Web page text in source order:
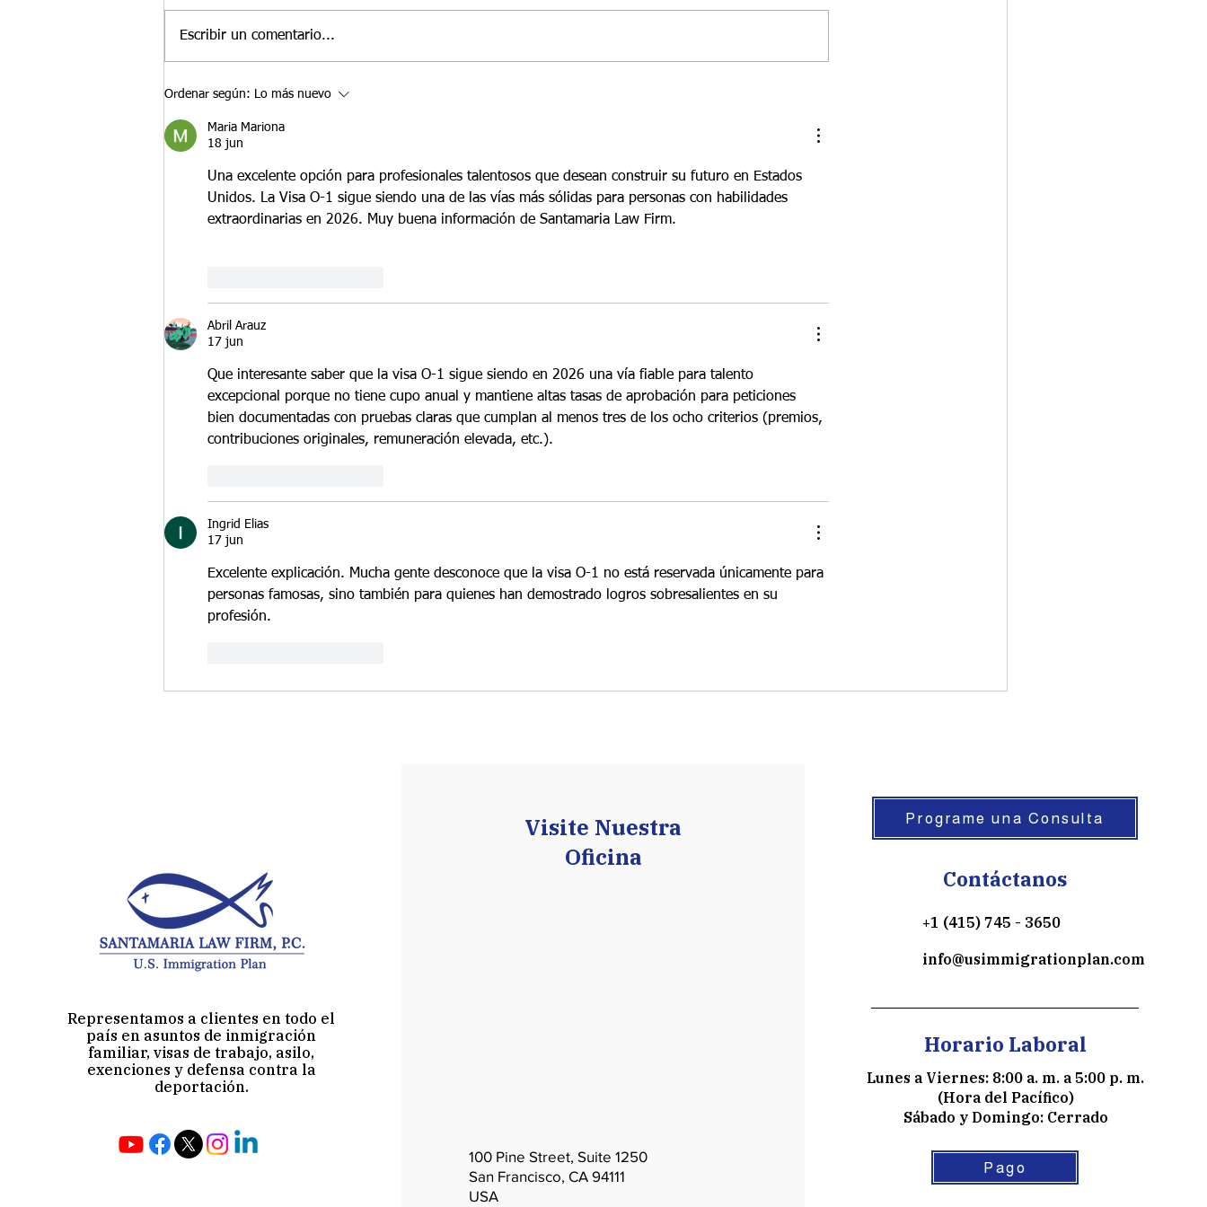
planificamos cada etapa de su
crecimiento en Estados Unidos. Si
extraordinarias está
Escribir un comentario...
Ordenar según: Lo más nuevo
Maria Mariona
18 jun
Una excelente opción para profesionales talentosos que desean construir su futuro en Estados
Unidos. La Visa O-1 sigue siendo una de las vías más sólidas para personas con habilidades
extraordinarias en 2026. Muy buena información de Santamaria Law Firm.
Abril Arauz
17 jun
Que interesante saber que la visa O-1 sigue siendo en 2026 una vía fiable para talento
excepcional porque no tiene cupo anual y mantiene altas tasas de aprobación para peticiones
bien documentadas con pruebas claras que cumplan al menos tres de los ocho criterios (premios,
contribuciones originales, remuneración elevada, etc.).
Ingrid Elias
17 jun
Excelente explicación. Mucha gente desconoce que la visa O-1 no está reservada únicamente para
personas famosas, sino también para quienes han demostrado logros sobresalientes en su
profesión.
Representamos a clientes en todo el
país en asuntos de inmigración
familiar, visas de trabajo, asilo,
exenciones y defensa contra la
deportación.
Visite Nuestra
Oficina
100 Pine Street, Suite 1250
San Francisco, CA 94111
USA
Programe una Consulta
Contáctanos
+1 (415) 745 - 3650
info@usimmigrationplan.com
Horario Laboral
Lunes a Viernes: 8:00 a. m. a 5:00 p. m.
(Hora del Pacífico)
Sábado y Domingo: Cerrado
Pago